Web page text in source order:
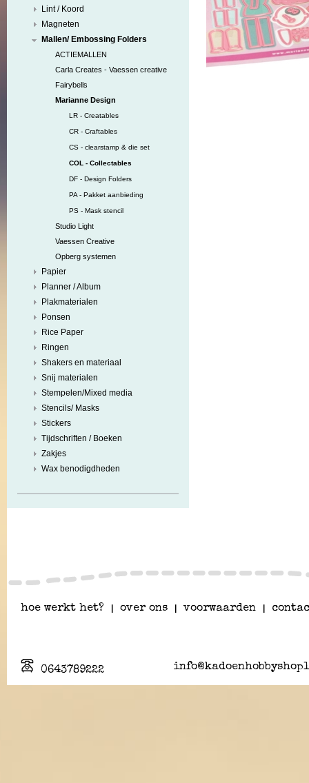
Lint / Koord
Magneten
Mallen/ Embossing Folders
ACTIEMALLEN
Carla Creates - Vaessen creative
Fairybells
Marianne Design
LR - Creatables
CR - Craftables
CS - clearstamp & die set
COL - Collectables
DF - Design Folders
PA - Pakket aanbieding
PS - Mask stencil
Studio Light
Vaessen Creative
Opberg systemen
Papier
Planner / Album
Plakmaterialen
Ponsen
Rice Paper
Ringen
Shakers en materiaal
Snij materialen
Stempelen/Mixed media
Stencils/ Masks
Stickers
Tijdschriften / Boeken
Zakjes
Wax benodigdheden
hoe werkt het? over ons voorwaarden
0643789222